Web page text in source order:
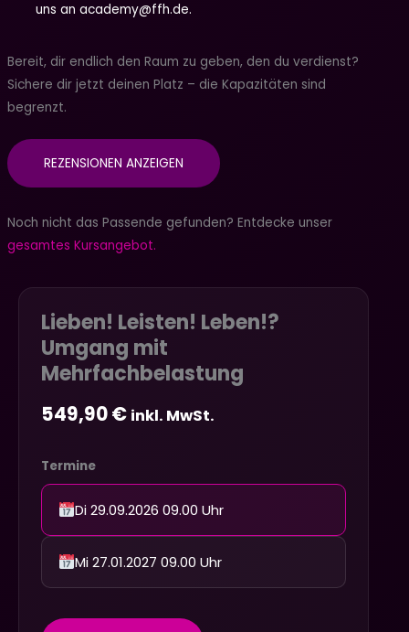
uns an academy@ffh.de.
Bereit, dir endlich den Raum zu geben, den du verdienst?
Sichere dir jetzt deinen Platz – die Kapazitäten sind
begrenzt.
REZENSIONEN ANZEIGEN
Noch nicht das Passende gefunden? Entdecke unser
gesamtes Kursangebot.
Lieben! Leisten! Leben!?
Umgang mit
Mehrfachbelastung
549,90€ inkl. MwSt.
Termine
Di 29.09.2026 09.00 Uhr
Mi 27.01.2027 09.00 Uhr